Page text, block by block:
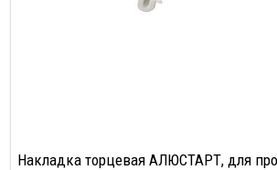
Накладка торцевая АЛЮСТАРТ, для